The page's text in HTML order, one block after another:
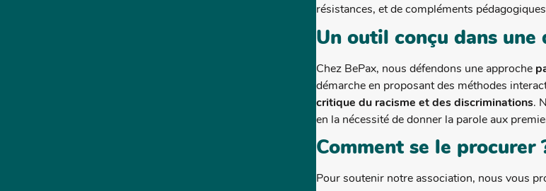
résistances, et de compléments
Un outil conçu dans une
Chez BePax, nous défendons une approche
démarche en proposant des méthodes
critique du racisme et des discriminations.
en la nécessité de donner la parole aux
Comment se le procurer
Pour soutenir notre association, nous vous